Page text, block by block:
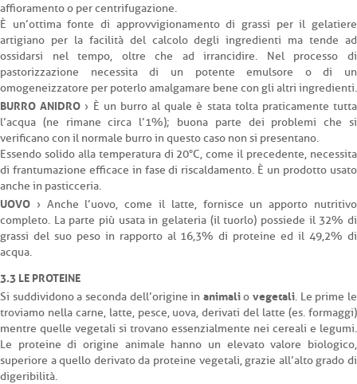
affioramento o per centrifugazione.
È un’ottima fonte di approvvigionamento di grassi per il gelatiere
artigiano per la facilità del calcolo degli ingredienti ma tende ad
ossidarsi nel tempo, oltre che ad irrancidire. Nel processo di
pastorizzazione necessita di un potente emulsore o di un
omogeneizzatore per poterlo amalgamare bene con gli altri ingredienti.
BURRO ANIDRO › È un burro al quale è stata tolta praticamente tutta
l’acqua (ne rimane circa l’1%); buona parte dei problemi che si
verificano con il normale burro in questo caso non si presentano.
Essendo solido alla temperatura di 20°C, come il precedente, necessita
di frantumazione efficace in fase di riscaldamento. È un prodotto usato
anche in pasticceria.
UOVO › Anche l’uovo, come il latte, fornisce un apporto nutritivo
completo. La parte più usata in gelateria (il tuorlo) possiede il 32% di
grassi del suo peso in rapporto al 16,3% di proteine ed il 49,2% di
acqua.
3.3 LE PROTEINE
Si suddividono a seconda dell’origine in animaliovegetali. Le prime le
troviamo nella carne, latte, pesce, uova, derivati del latte (es. formaggi)
mentre quelle vegetali si trovano essenzialmente nei cereali e legumi.
Le proteine di origine animale hanno un elevato valore biologico,
superiore a quello derivato da proteine vegetali, grazie all’alto grado di
digeribilità.